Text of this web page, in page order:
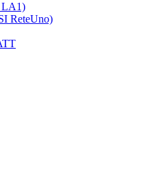
LA1)
ReteUno)